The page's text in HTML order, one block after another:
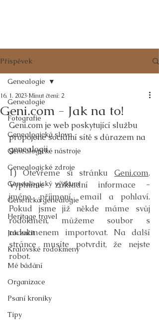
Příspěvek
Genealogie
Fotografie
Genealogická slova
Genealogické nástroje
Genealogické zdroje
Genealogický výzkum
Genetická genealogie
Heritage travel
Jak začít
Královské rodokmeny
Mé bádání
Organizace
Psaní kroniky
Tipy
Genealogie
Geni.com - Jak na to!
16. 1. 2023 Minut čtení: 2
Geni.com je web poskytující službu
propojené sociální sítě s důrazem na
genealogii.
1) Otevřeme si stránku Geni.com.
Vyplníme základní informace -
jméno, příjmení, email a pohlaví.
Pokud jsme již někde máme svůj
rodokmen, můžeme soubor s
rodokmenem importovat. Na další
stránce musíte potvrdit, že nejste
robot.